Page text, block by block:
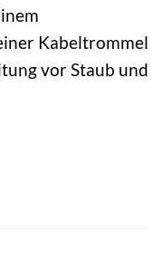
Kabeltrommel
vor Staub und